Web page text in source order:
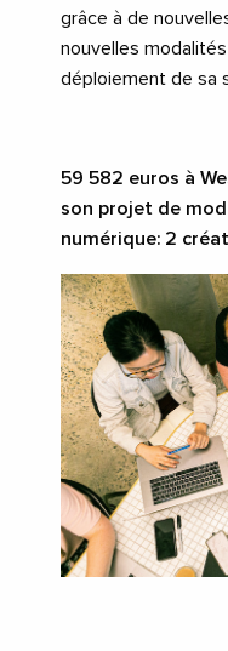
grâce à de
nouvelles
déploiement de sa
59 582 euros à
son projet de
numérique: 2